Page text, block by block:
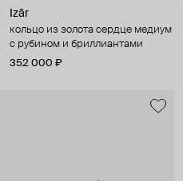
Izār
кольцо из золота сердце медиум
с рубином и бриллиантами
352 000 ₽